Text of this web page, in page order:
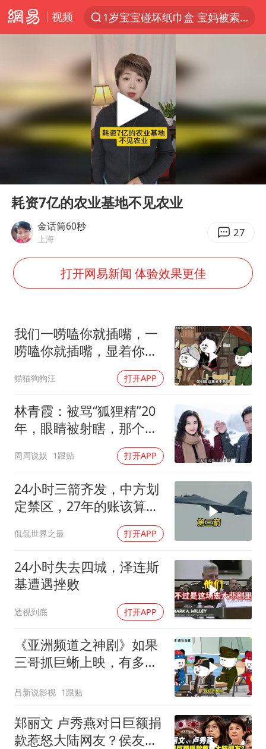
视频
1岁宝宝碰坏纸巾盒 宝妈被索赔924元
Meta被判支付5.67亿美元
阿根廷足协发文力挺因凡蒂诺
中国稀土盘中涨停
21楼高空抛物嫌疑人被拘留
粉笔发布“自曝式”公开信
深圳地面沉降致车辆损坏系谣言
我国编制完成新版全月地质图
现代版摸金校尉落网查获400多枚古币
毛宁转发梯田音乐会视频海外网友赞叹
奋进开新局 实干挑大梁
Play
耗资7亿的农业基地不见农业
金话筒60秒
上海 27
打开网易新闻 体验效果更佳
我们一唠嗑你就插嘴，一
唠嗑你就插嘴，显着你
猫猫狗狗汪 打开APP
林青霞：被骂“狐狸精”20
年，眼睛被射瞎，那个男
人只问了一句“谁来出机票
钱？”
周周说娱 1跟贴 打开APP
24小时三箭齐发，中方划
定禁区，27年的账该算
了，强制拖船摆上台面
侃侃世界之最 打开APP
24小时失去四城，泽连斯
基遭遇挫败
透视到底 打开APP
《亚洲频道之神剧》如果
三哥抓巨蜥上映，有多少
吕新说影视 1跟贴
郑丽文 卢秀燕对日巨额捐
款惹怒大陆网友？侯友宜